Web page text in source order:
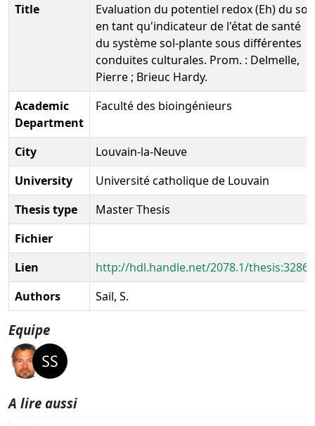
Title
Evaluation du potentiel redox (Eh) du sol
en tant qu'indicateur de l'état de santé
du système sol-plante sous différentes
conduites culturales. Prom. : Delmelle,
Pierre ; Brieuc Hardy.
Academic
Department
Faculté des bioingénieurs
City
Louvain-la-Neuve
University
Université catholique de Louvain
Thesis type
Master Thesis
Fichier
Lien
http://hdl.handle.net/2078.1/thesis:32868
Authors
Sail, S.
Equipe
A lire aussi